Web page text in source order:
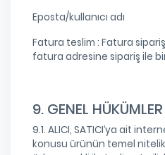
Eposta/kullanıcı adı
Fatura teslim : Fatura sipariş
fatura adresine sipariş ile
9. GENEL HÜKÜMLER
9.1. ALICI, SATICI’ya ait
konusu ürünün temel